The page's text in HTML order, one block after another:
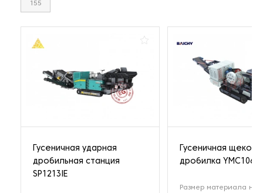
155
Гусеничная ударная
дробильная станция
SP1213IE
Гусеничная
дробилка YMC106
Размер материала на